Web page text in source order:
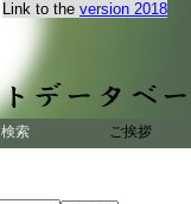
Link to the version 2018
検索 ご挨拶